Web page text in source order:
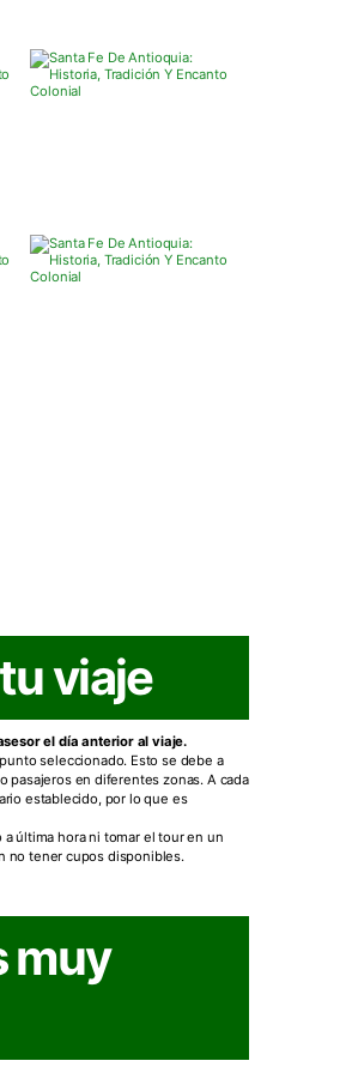
viaje
el día anterior al viaje.
seleccionado. Esto se debe a
pasajeros en diferentes zonas. A cada
establecido, por lo que es
última hora ni tomar el tour en un
no tener cupos disponibles.
muy